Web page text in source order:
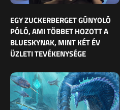
EGY ZUCKERBERGET GÚNYOLÓ
PÓLÓ, AMI TÖBBET HOZOTT A
BLUESKYNAK, MINT KÉT ÉV
ÜZLETI TEVÉKENYSÉGE